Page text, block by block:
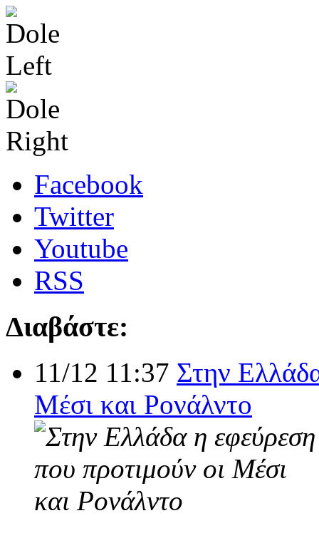
Facebook
Twitter
Youtube
RSS
Διαβάστε:
11/12 11:37 Στην
Μέσι και Ρονάλντο